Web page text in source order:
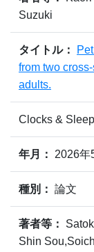
Suzuki
タイトル：
from two
adults.
Clocks & Sleep
年月： 2026年
種別： 論文
著者等：
Shin